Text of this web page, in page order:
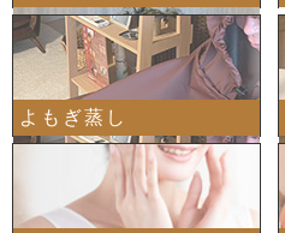
よもぎ蒸し